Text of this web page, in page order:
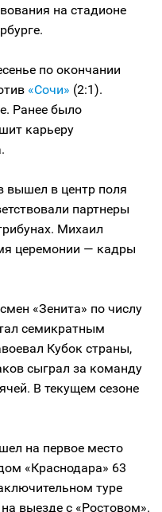
на стадионе
по окончании
«Сочи» (2:1).
Ранее было
карьеру
вышел в центр поля
партнеры
Михаил
церемонии — кадры
«Зенита» по числу
семикратным
Кубок страны,
сыграл за команду
В текущем сезоне
на первое место
«Краснодара» 63
туре
выезде с «Ростовом».